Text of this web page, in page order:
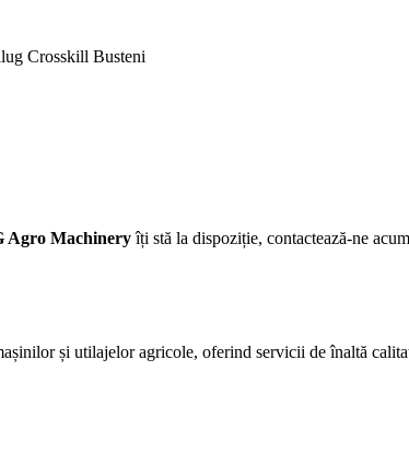
Crosskill Busteni
Agro Machineryîți stă la dispoziție, contactează-ne
și utilajelor agricole, oferind servicii de înaltă